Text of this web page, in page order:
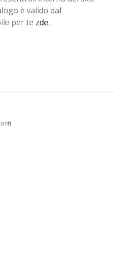
è valido dal
per te zde.